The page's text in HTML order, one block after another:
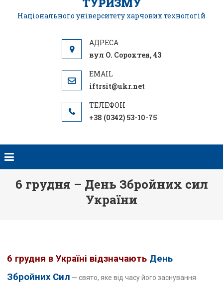
Національного університету харчових технологій
вул О. Сорохтея, 43
iftrsit@ukr.net
+38 (0342) 53-10-75
6 грудня – День Збройних сил
України
6 грудня в Україні відзначають День
Збройних Сил — свято, яке від часу його заснування